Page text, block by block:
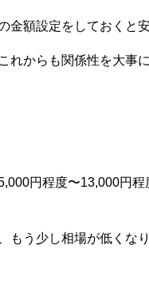
金額設定をしておくと安
れからも関係性を大事
円程度〜13,000円程
もう少し相場が低くな